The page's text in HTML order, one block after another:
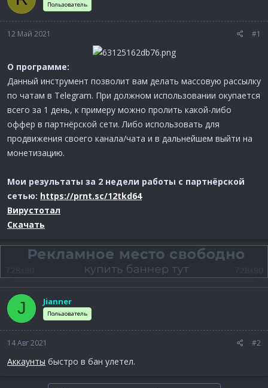
а
Пользователь
12 Май 2021 #1
О программе:
Данный инструмент позволит вам делать массовую рассылку
по чатам в Telegram. При должном использовании окупается
всего за 1 день, к примеру можно пролить какой-либо
оффер в партнёрской сети. Либо использовать для
продвижения своего канала/чата и в дальнейшем выйти на
монетизацию.
Мои результаты за 2 недели работы с партнёрской
сетью: https://prnt.sc/12tkd64
Вирустотал
Скачать
J Jianner
Пользователь
14 Авг 2021 #2
Аккаунты быстро в бан улетел.